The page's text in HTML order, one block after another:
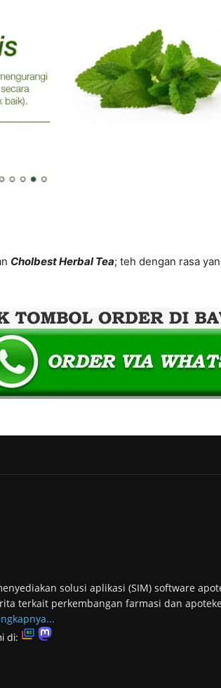
Cholbest Herbal Tea; teh dengan rasa
solusi aplikasi (SIM) software
terkait perkembangan farmasi dan
di: